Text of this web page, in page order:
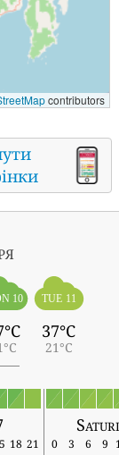
contributors
10 TUE 11
37°C
21°C
18 21 0 3 6 9